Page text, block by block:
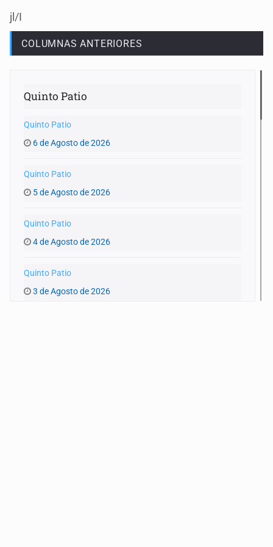
jl/I
COLUMNAS ANTERIORES
Quinto Patio
Quinto Patio
6 de Agosto de 2026
Quinto Patio
5 de Agosto de 2026
Quinto Patio
4 de Agosto de 2026
Quinto Patio
3 de Agosto de 2026